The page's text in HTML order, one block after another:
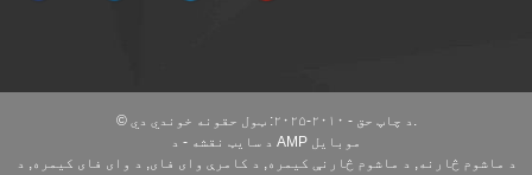
© د چاپ حق - ۲۰۱۰-۲۰۲۵: ټول حقونه خوندي دي.
د سایټ نقشه -
د AMP موبایل
د ماشوم څارنه, د ماشوم څارنې کیمره, د کامرې وای فای, د وای فای کیمره, د